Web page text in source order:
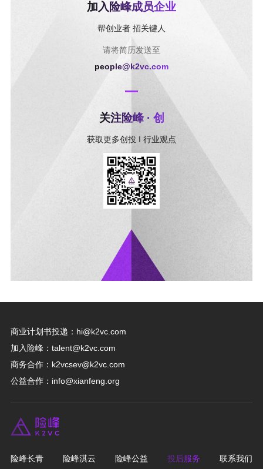
加入险峰成员企业
帮创业者 招关键人
请将简历发送至
people@k2vc.com
关注险峰 · 创
获取更多创投 I 行业观点
商业计划书投递： hi@k2vc.com
加入险峰： talent@k2vc.com
商务合作： k2vcsev@k2vc.com
公益合作： info@xianfeng.org
险峰长青 险峰淇云 险峰公益 投后服务 联系我们